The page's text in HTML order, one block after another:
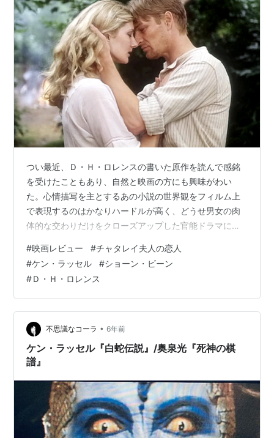
つい最近、Ｄ・Ｈ・ロレンスの書いた原作を読んで感銘
を受けたこともあり、自然と映画の方にも興味がわい
た。心情描写を主とするあの小説の世界観をフィルム上
で表現するのはかなりハードルが高く、どうせ男女の肉
体的な交わりだけをクローズアップした官能ドラマに決
ーや森番メラーズがどう演じられているのかが気になっ
た いくつかの映画版のなかから、今回はケン・ラッセル
演出によるヴァージョンを選択した。借りたあとに知っ
たが、ＢＢＣ製作のＴＶ用ミニシリーズを再編集して日
本のみで劇場公開されたものらしい 小説の映像化に当た
っては、出来るだけ原作を忠実に再現する、あるいは…
#映画レビュー #チャタレイ夫人の恋人
#ケン・ラッセル #ショーン・ビーン
#Ｄ・Ｈ・ロレンス
不思議なコーラ • 6年前
ケン・ラッセル『白蛇伝説』/奥泉光『死神の棋
譜』